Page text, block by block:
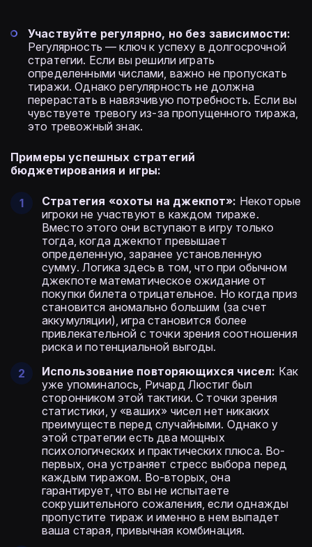
Участвуйте регулярно, но без зависимости:
Регулярность — ключ к успеху в долгосрочной
стратегии. Если вы решили играть
определенными числами, важно не пропускать
тиражи. Однако регулярность не должна
перерастать в навязчивую потребность. Если вы
чувствуете тревогу из-за пропущенного тиража,
это тревожный знак.
Примеры успешных стратегий
бюджетирования и игры:
Стратегия «охоты на джекпот»: Некоторые
игроки не участвуют в каждом тираже.
Вместо этого они вступают в игру только
тогда, когда джекпот превышает
определенную, заранее установленную
сумму. Логика здесь в том, что при обычном
джекпоте математическое ожидание от
покупки билета отрицательное. Но когда приз
становится аномально большим (за счет
аккумуляции), игра становится более
привлекательной с точки зрения соотношения
риска и потенциальной выгоды.
Использование повторяющихся чисел: Как
уже упоминалось, Ричард Люстиг был
сторонником этой тактики. С точки зрения
статистики, у «ваших» чисел нет никаких
преимуществ перед случайными. Однако у
этой стратегии есть два мощных
психологических и практических плюса. Во-
первых, она устраняет стресс выбора перед
каждым тиражом. Во-вторых, она
гарантирует, что вы не испытаете
сокрушительного сожаления, если однажды
пропустите тираж и именно в нем выпадет
ваша старая, привычная комбинация.